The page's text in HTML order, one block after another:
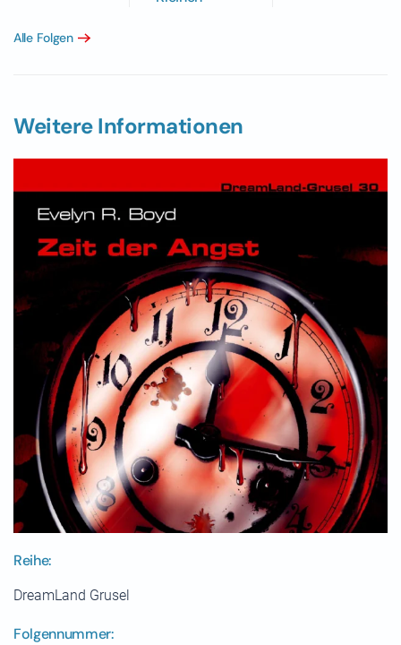
Alle Folgen
Weitere Informationen
Reihe:
DreamLand Grusel
Folgennummer: